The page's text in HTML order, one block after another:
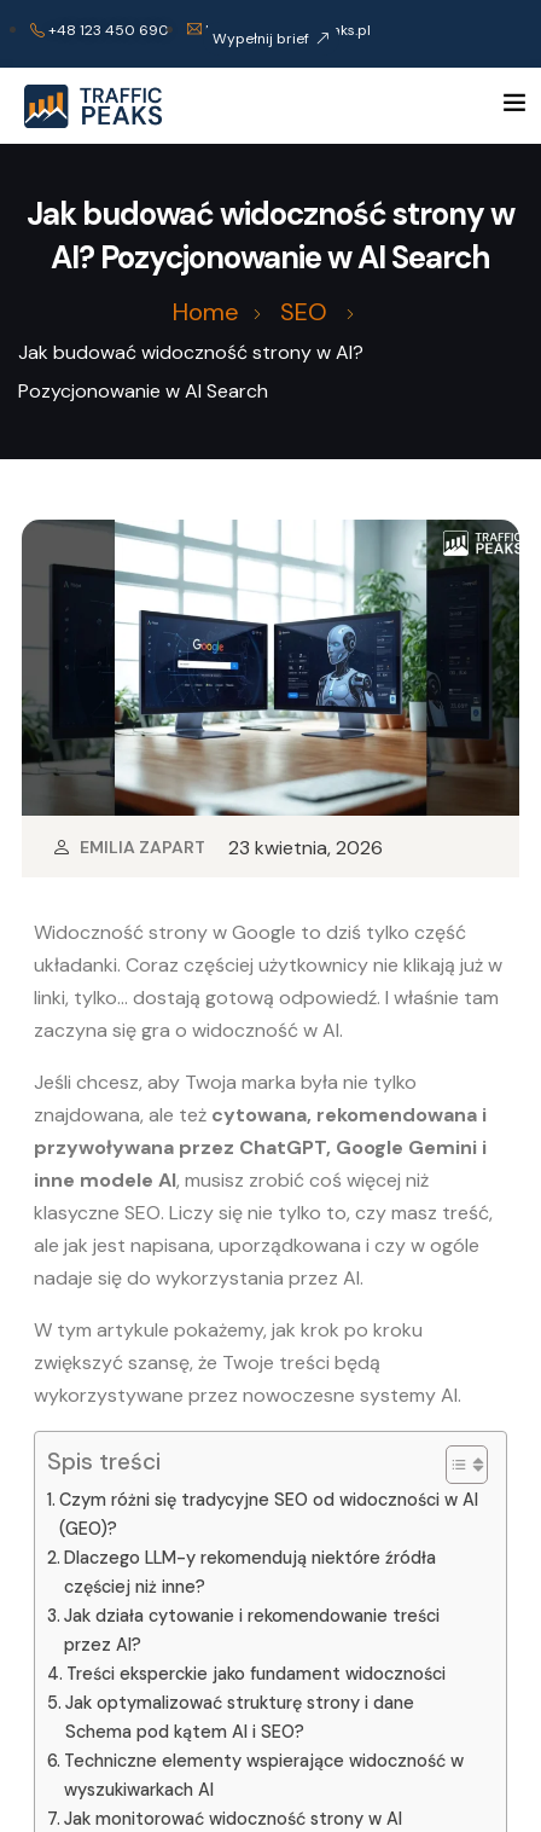
+48 123 450 690 kontakt@trafficpeaks.pl
Wypełnij brief
Jak budować widoczność strony w
AI? Pozycjonowanie w AI Search
Home SEO
Jak budować widoczność strony w AI?
Pozycjonowanie w AI Search
EMILIA ZAPART 23 kwietnia, 2026
Widoczność strony w Google to dziś tylko część
układanki. Coraz częściej użytkownicy nie klikają już w
linki, tylko… dostają gotową odpowiedź. I właśnie tam
zaczyna się gra o widoczność w AI.
Jeśli chcesz, aby Twoja marka była nie tylko
znajdowana, ale też cytowana, rekomendowana i
przywoływana przez ChatGPT, Google Gemini i
inne modele AI, musisz zrobić coś więcej niż
klasyczne SEO. Liczy się nie tylko to, czy masz treść,
ale jak jest napisana, uporządkowana i czy w ogóle
nadaje się do wykorzystania przez AI.
W tym artykule pokażemy, jak krok po kroku
zwiększyć szansę, że Twoje treści będą
wykorzystywane przez nowoczesne systemy AI.
Spis treści
Czym różni się tradycyjne SEO od widoczności w AI
(GEO)?
Dlaczego LLM-y rekomendują niektóre źródła
częściej niż inne?
Jak działa cytowanie i rekomendowanie treści
przez AI?
Treści eksperckie jako fundament widoczności
Jak optymalizować strukturę strony i dane
Schema pod kątem AI i SEO?
Techniczne elementy wspierające widoczność w
wyszukiwarkach AI
Jak monitorować widoczność strony w AI